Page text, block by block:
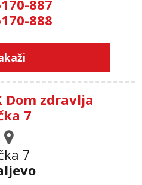
887
888
Dom zdravlja
7
7